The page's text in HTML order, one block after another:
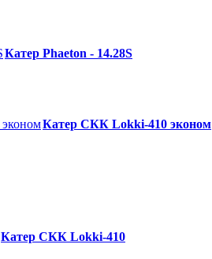
Катер Phaeton - 14.28S
Катер СКК Lokki-410 эконом
Катер СКК Lokki-410